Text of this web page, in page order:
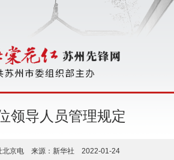
领导人员管理规定
北京电 来源：新华社 2022-01-24